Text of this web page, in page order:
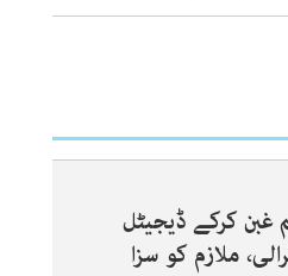
غبن کرکے ڈیجیٹل
ملازم کو سزا